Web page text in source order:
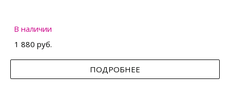
В наличии
1 880 руб.
ПОДРОБНЕЕ